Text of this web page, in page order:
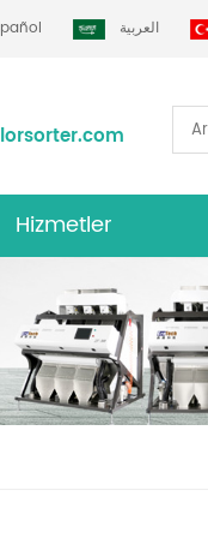
العربية
Hizmetler